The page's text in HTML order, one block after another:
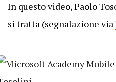
In questo video, Paolo
si tratta (segnalazione via